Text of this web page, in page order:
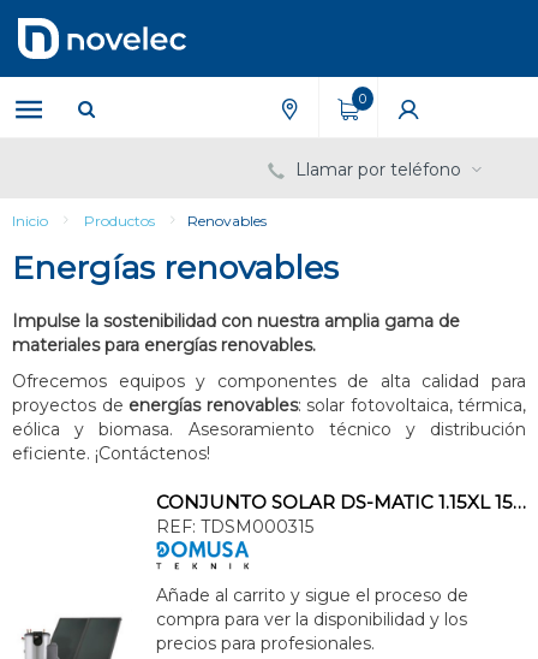
contenido
menú
de
navegación
0
Llamar por teléfono
Inicio Productos Renovables
Energías renovables
Impulse la sostenibilidad con nuestra amplia gama de
materiales para energías renovables.
Ofrecemos equipos y componentes de alta calidad para
proyectos de energías renovables: solar fotovoltaica, térmica,
eólica y biomasa. Asesoramiento técnico y distribución
eficiente. ¡Contáctenos!
CONJUNTO SOLAR DS-MATIC 1.15XL 150l 10m CLASE ENERGÉTICA C
REF: TDSM000315
Añade al carrito y sigue el proceso de
compra para ver la disponibilidad y los
precios para profesionales.